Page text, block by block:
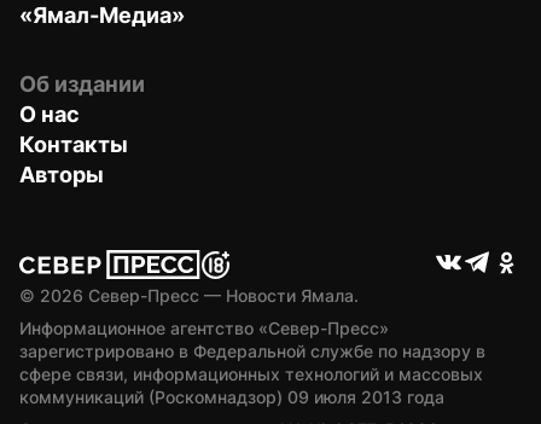
«Ямал-Медиа»
Об издании
О нас
Контакты
Авторы
© 2026 Север-Пресс — Новости Ямала.
Информационное агентство «Север-Пресс»
зарегистрировано в Федеральной службе по надзору в
сфере связи, информационных технологий и массовых
коммуникаций (Роскомнадзор) 09 июля 2013 года